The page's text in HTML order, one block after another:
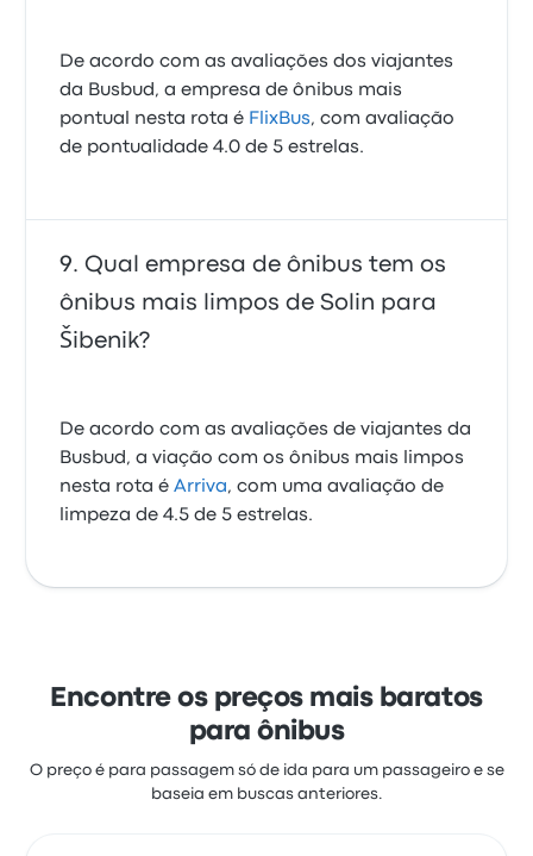
De acordo com as avaliações dos viajantes
da Busbud, a empresa de ônibus mais
pontual nesta rota é FlixBus, com avaliação
de pontualidade 4.0 de 5 estrelas.
Qual empresa de ônibus tem os
ônibus mais limpos de Solin para
Šibenik?
De acordo com as avaliações de viajantes da
Busbud, a viação com os ônibus mais limpos
nesta rota éArriva, com uma avaliação de
limpeza de 4.5 de 5 estrelas.
Encontre os preços mais baratos
para ônibus
O preço é para passagem só de ida para um passageiro e se
baseia em buscas anteriores.